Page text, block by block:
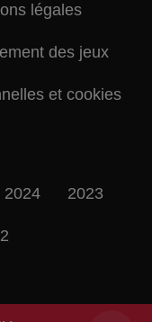
légales
des jeux
et cookies
2024 2023